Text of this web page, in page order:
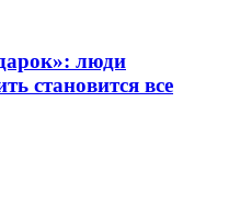
люди
становится все